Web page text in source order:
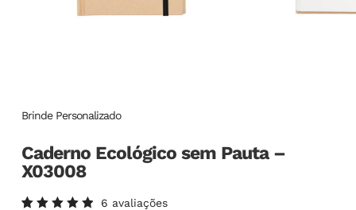
Brinde Personalizado
Caderno Ecológico sem Pauta –
X03008
6 avaliações